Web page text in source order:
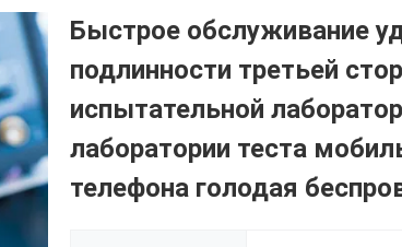
Быстрое обслуживание
подлинности третьей
испытательной
лаборатории теста
телефона голодая